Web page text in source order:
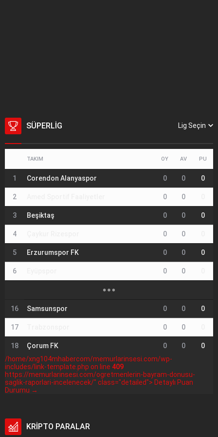
SÜPERLIG Lig Seçin
TAKIM OY AV PU
1 Corendon Alanyaspor 0 0 0
2 0 0
3 Beşiktaş 0 0 0
4 0 0
5 Erzurumspor FK 0 0 0
6 0 0
16 Samsunspor 0 0 0
17 0 0
18 Çorum FK 0 0
0
/home/xng104mhabercom/memurlarinsesi.com/wp-
includes/link-template.php on line 409
https://memurlarinsesi.com/ogretmenlerin-bayram-donusu-
saglik-raporlari-incelenecek/" class="detailed"> Detaylı Puan
Durumu →
KRİPTO PARALAR